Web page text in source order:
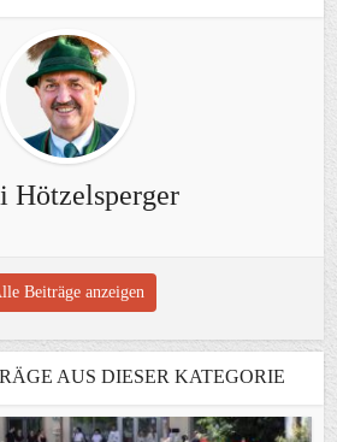
Hötzelsperger
Beiträge anzeigen
AUS DIESER KATEGORIE